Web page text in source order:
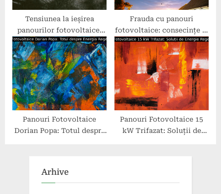
Tensiunea la ieșirea
panourilor fotovoltaice:
aspecte cheie.
Frauda cu panouri
fotovoltaice: consecințe și
prevenire.
Panouri Fotovoltaice
Dorian Popa: Totul despre
Panouri Fotovoltaice 15
kW Trifazat: Soluții de
Arhive